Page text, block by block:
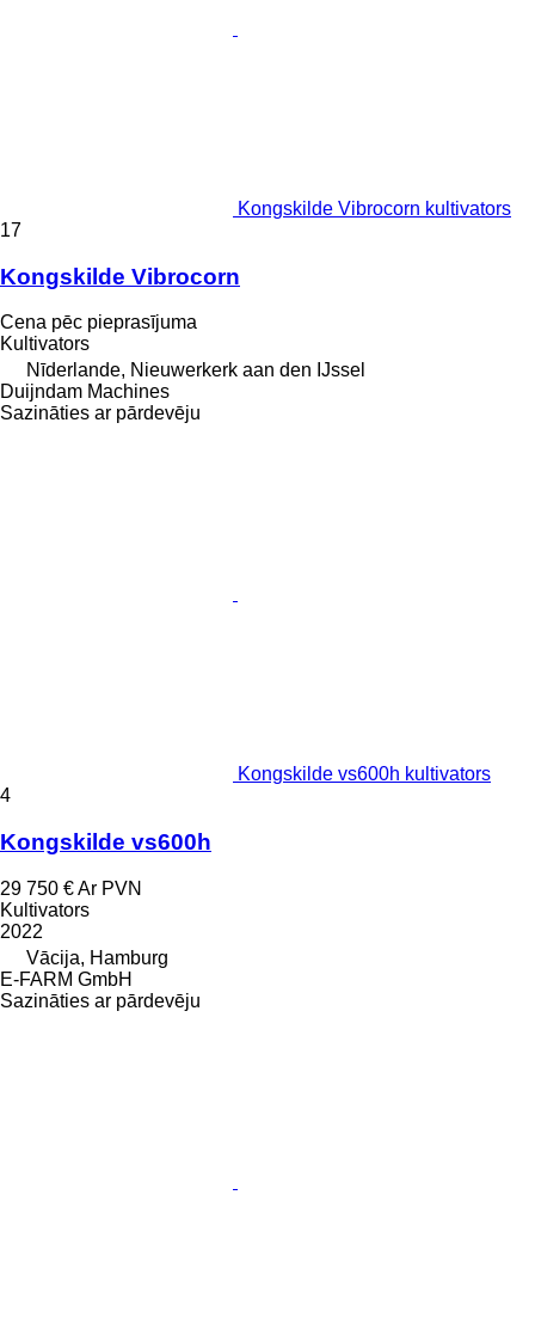
Kongskilde Vibrocorn kultivators
17
Kongskilde Vibrocorn
Cena pēc pieprasījuma
Kultivators
Nīderlande, Nieuwerkerk aan den IJssel
Duijndam Machines
Sazināties ar pārdevēju
Kongskilde vs600h kultivators
4
Kongskilde vs600h
29 750 €Ar PVN
Kultivators
2022
Vācija, Hamburg
E-FARM GmbH
Sazināties ar pārdevēju